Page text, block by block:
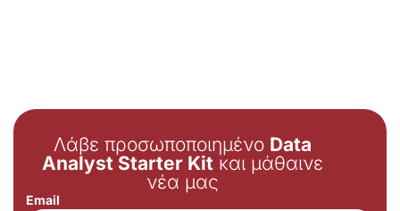
Λάβε προσωποποιημένο Data
Analyst Starter Kit και μάθαινε
νέα μας
Email